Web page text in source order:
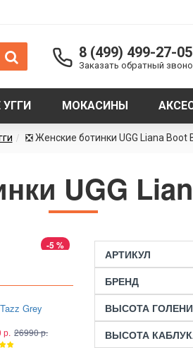
8 (499) 499-27-05
Заказать обратный
МОКАСИНЫ
❎ Женские ботинки UGG Liana Boot
UGG
-5 %
Grey
р. 26990 р.
UGG Tazz
Plume
12490 р. 26990
АРТИКУЛ
БРЕНД
ВЫСОТА
ВЫСОТА